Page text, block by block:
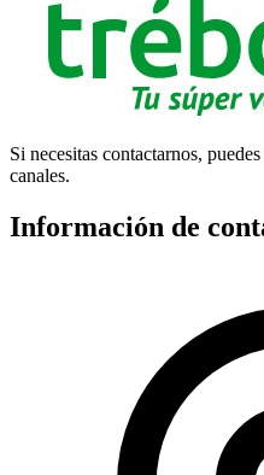
Si necesitas contactarnos,
canales.
Información de